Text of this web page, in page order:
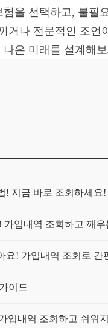
을 선택하고, 불필
거나 전문적인 조언
은 미래를 설계해
! 지금 바로 조회하세요!
가입내역 조회하고 깨우
요! 가입내역 조회로 간
이드
입내역 조회하고 쉬워